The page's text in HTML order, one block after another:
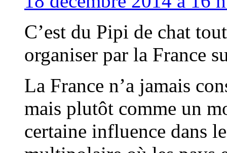
C’est du Pipi de chat
organiser par la France
La France n’a jamais
mais plutôt comme un
certaine influence dans